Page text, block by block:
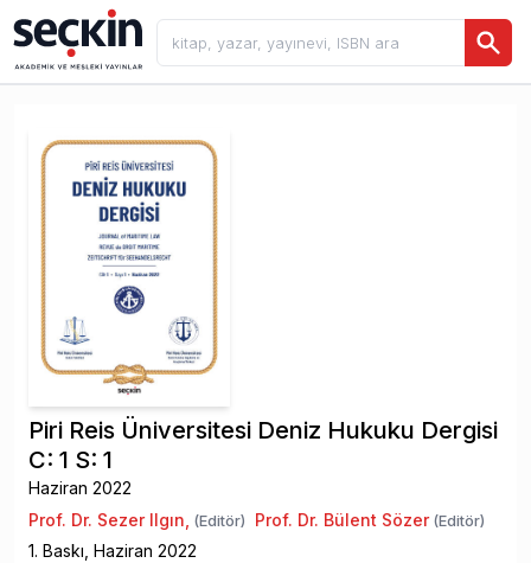
Piri Reis Üniversitesi Deniz Hukuku Dergisi
C: 1 S: 1
Haziran 2022
Prof. Dr. Sezer Ilgın (Editör) Prof. Dr. Bülent Sözer(Editör)
1. Baskı, Haziran 2022